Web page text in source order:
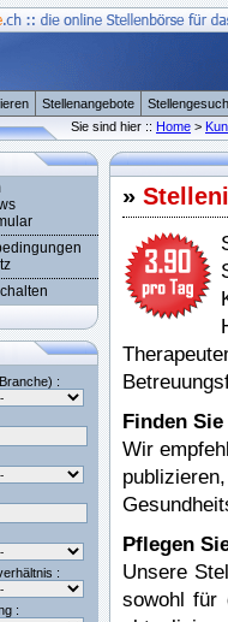
Stellenangebote
Sie sind hier :: Home >
:
:
:
»
Finden
Wir
Pflegen
Unsere
sowohl für